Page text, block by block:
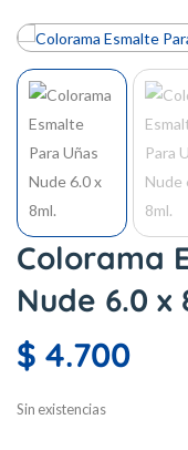
Colorama
Nude 6.0 x
$ 4.700
Sin existencias